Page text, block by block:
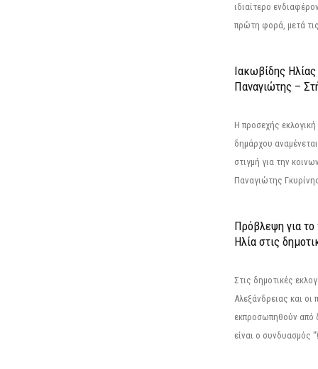
ιδιαίτερο
πρώτη φορά, μετά τις
Ιακωβίδης
Παναγιώτης –
Η προσεχής
δημάρχου
στιγμή για την
Παναγιώτης
Πρόβλεψη για
Ηλία στις
Στις δημοτικές
Αλεξάνδρειας και οι
εκπροσωπηθούν από
είναι ο συνδυασμός